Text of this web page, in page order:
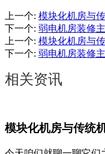
上一个: 模块化机房与
下一个: 弱电机房装修
上一个: 模块化机房与
下一个: 弱电机房装修
相关资讯
模块化机房与传统